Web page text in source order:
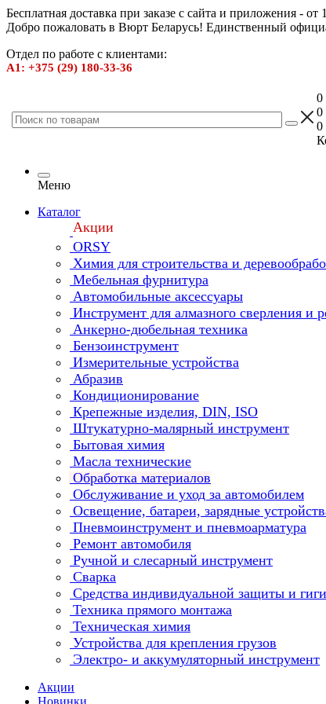
Бесплатная доставка при заказе с сайта и приложения -
Добро пожаловать в Вюрт Беларусь! Единственный
Отдел по работе с клиентами:
А1: +375 (29) 180-33-36
0
0
0
Меню
Каталог
Акции
ORSY
Химия для строительства и
Мебельная фурнитура
Автомобильные аксессуары
Инструмент для алмазного сверления и
Анкерно-дюбельная техника
Бензоинструмент
Измерительные устройства
Абразив
Кондиционирование
Крепежные изделия, DIN, ISO
Штукатурно-малярный инструмент
Бытовая химия
Масла технические
Обработка материалов
Обслуживание и уход за автомобилем
Освещение, батареи, зарядные
Пневмоинструмент и пневмоарматура
Ремонт автомобиля
Ручной и слесарный инструмент
Сварка
Средства индивидуальной защиты и
Техника прямого монтажа
Техническая химия
Устройства для крепления грузов
Электро- и аккумуляторный инструмент
Акции
Новинки